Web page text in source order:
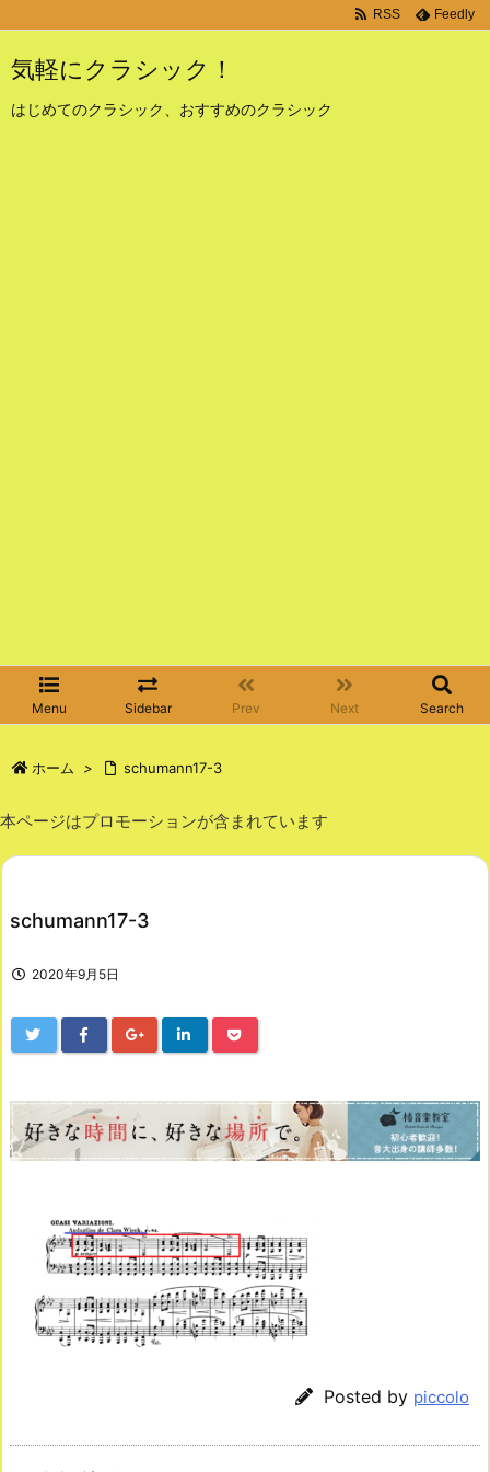
気軽にクラシック！
はじめてのクラシック、おすすめのクラシック
Menu Sidebar Prev Next Search
RSS Feedly
ホーム > schumann17-3
本ページはプロモーションが含まれています
schumann17-3
2020年9月5日
Posted by piccolo